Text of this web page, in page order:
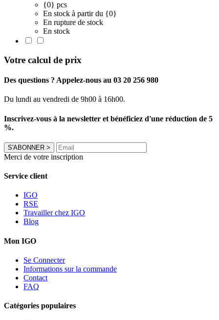
{0} pcs
En stock à partir du {0}
En rupture de stock
En stock
Votre calcul de prix
Des questions ? Appelez-nous au 03 20 256 980
Du lundi au vendredi de 9h00 à 16h00.
Inscrivez-vous à la newsletter et bénéficiez d'une réduction de 5
%.
S'ABONNER >
Merci de votre inscription
Service client
IGO
RSE
Travailler chez IGO
Blog
Mon IGO
Se Connecter
Informations sur la commande
Contact
FAQ
Catégories populaires